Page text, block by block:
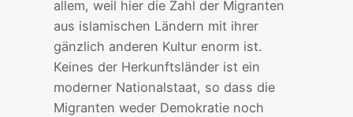
allem, weil hier die Zahl der Migranten
aus islamischen Ländern mit ihrer
gänzlich anderen Kultur enorm ist.
Keines der Herkunftsländer ist ein
moderner Nationalstaat, so dass die
Migranten weder Demokratie noch